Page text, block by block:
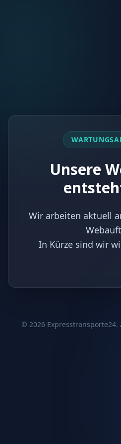
Unsere
Wir arbeiten aktuell
In Kürze sind wir
© 2026Expresstransporte24.